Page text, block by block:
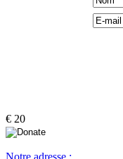
€ 20
Notre adresse :